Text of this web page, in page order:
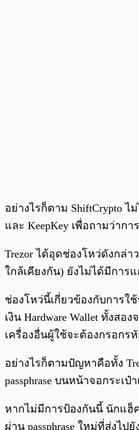
อย่างไรก็ตาม ShiftCrypto
และ KeepKey เพื่อถามว่าก
Trezor ได้อุดช่องโหว่ดังกล่า
ใกล้เคียงกัน) ยังไม่ได้มีการ
ช่องโหว่นี้เกี่ยวข้องกับการใ
เงิน Hardware Wallet ทั้งส
เครื่องอื่นผู้ใช้จะต้องกรอกร
อย่างไรก็ตามปัญหาคือทั้ง
passphrase บนหน้าจอกระเ
หากไม่มีการป้องกันนี้ นักแฮ็ค
ผ่าน passphrase ใหม่ที่ส่งไ